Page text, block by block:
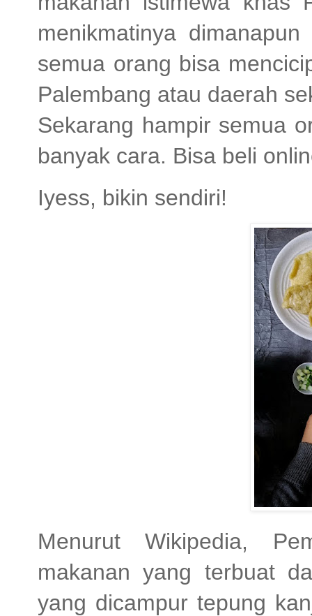
menikmatinya
semua orang bisa
Palembang atau daerah
Sekarang hampir semua
banyak cara. Bisa beli
Iyess, bikin sendiri!
Menurut Wikipedia,
makanan yang terbuat
yang dicampur tepung